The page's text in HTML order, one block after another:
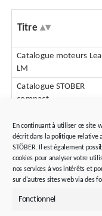
En continuant à utiliser ce site
décrit dans la politique relative
STÖBER. Il est également
cookies pour analyser votre
nos services à vos intérêts et
sur d'autres sites web via des
Fonctionnel
Titre
Catalogue moteurs
LM
Catalogue STOBER
compact
Conseil et assistance
Outils et logiciels
Maintenance,